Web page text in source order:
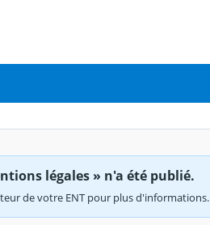
légales » n'a été publié.
de votre ENT pour plus d'informations.